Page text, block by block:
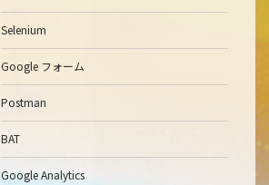
Selenium
Google フォーム
Postman
BAT
Google Analytics